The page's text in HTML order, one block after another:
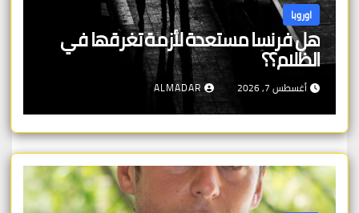
اوروبا
هل فرنسا مستعدة لأزمة تغرقها في
الظلام؟؟
أغسطس 7, 2026 ALMADAR